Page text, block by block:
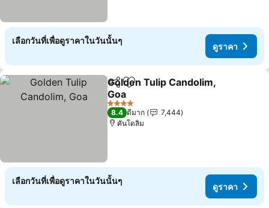
เลือกวันที่เพื่อดูราคาในวันนั้นๆ
ดูราคา
แชร์ เพิ่มในรายการโปรด
Golden Tulip Candolim,
Goa
4 ดาว
8.4 ดีมาก
7,444
คันโดลิม
เลือกวันที่เพื่อดูราคาในวันนั้นๆ
ดูราคา